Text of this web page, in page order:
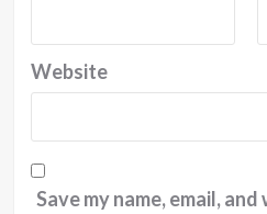
Website
Save my name, email,